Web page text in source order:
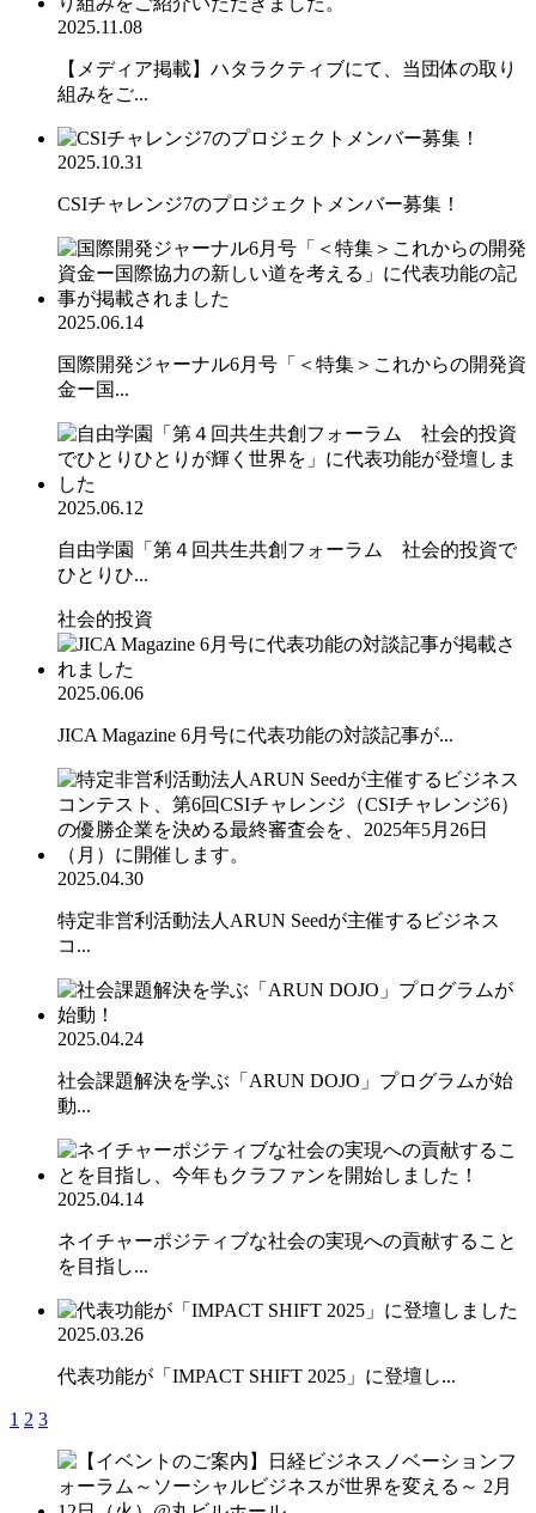
2025.11.08
【メディア掲載】ハタラクティブにて、当団体の取り
組みをご...
2025.10.31
CSIチャレンジ7のプロジェクトメンバー募集！
2025.06.14
国際開発ジャーナル6月号「＜特集＞これからの開発資
金ー国...
2025.06.12
自由学園「第４回共生共創フォーラム 社会的投資で
ひとりひ...
社会的投資
2025.06.06
JICA Magazine 6月号に代表功能の対談記事が...
2025.04.30
特定非営利活動法人ARUN Seedが主催するビジネス
コ...
2025.04.24
社会課題解決を学ぶ「ARUN DOJO」プログラムが始
動...
2025.04.14
ネイチャーポジティブな社会の実現への貢献すること
を目指し...
2025.03.26
代表功能が「IMPACT SHIFT 2025」に登壇し...
1 2 3